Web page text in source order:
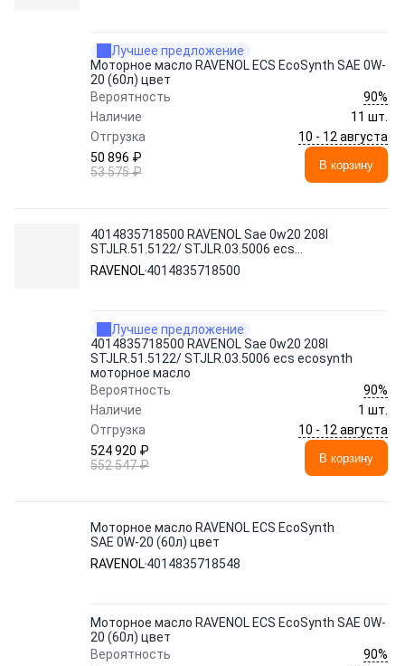
Лучшее предложение
Моторное масло RAVENOL ECS EcoSynth SAE 0W-
20 (60л) цвет
Вероятность
90%
Наличие
11 шт.
Отгрузка
10 - 12 августа
50 896 ₽
53 575 ₽
В корзину
4014835718500 RAVENOL Sae 0w20 208l
STJLR.51.5122/ STJLR.03.5006 ecs
ecosynth моторное масло
RAVENOL4014835718500
Лучшее предложение
4014835718500 RAVENOL Sae 0w20 208l
STJLR.51.5122/ STJLR.03.5006 ecs ecosynth
моторное масло
Вероятность
90%
Наличие
1 шт.
Отгрузка
10 - 12 августа
524 920 ₽
552 547 ₽
В корзину
Моторное масло RAVENOL ECS EcoSynth
SAE 0W-20 (60л) цвет
RAVENOL4014835718548
Моторное масло RAVENOL ECS EcoSynth SAE 0W-
20 (60л) цвет
Вероятность
90%